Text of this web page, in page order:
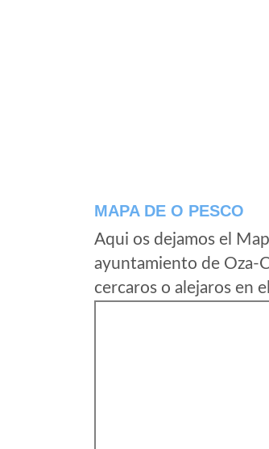
MAPA DE O PESCO
Aqui os dejamos el
ayuntamiento de Oza-
cercaros o alejaros en